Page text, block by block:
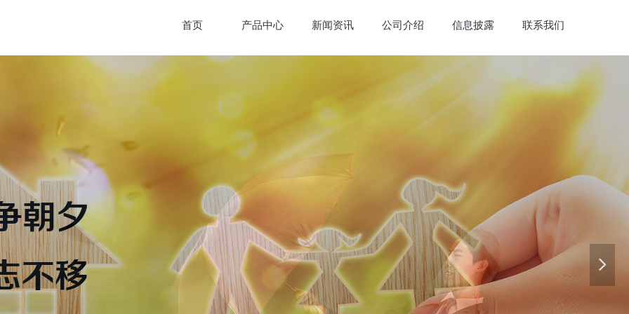
넲
首页 产品中心 新闻资讯 公司介绍 信息披露 联系我们